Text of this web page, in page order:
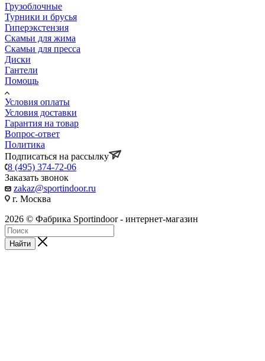
Грузоблочные
Турники и брусья
Гиперэкстензия
Скамьи для жима
Скамьи для пресса
Диски
Гантели
Помощь
Условия оплаты
Условия доставки
Гарантия на товар
Вопрос-ответ
Политика
Подписаться на рассылку
8 (495) 374-72-06
Заказать звонок
zakaz@sportindoor.ru
г. Москва
2026 © Фабрика Sportindoor - интернет-магазин
Найти